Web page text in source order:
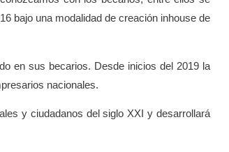
bajo una modalidad de creación inhouse de
en sus becarios. Desde inicios del 2019 la
nacionales.
y ciudadanos del siglo XXI y desarrollará